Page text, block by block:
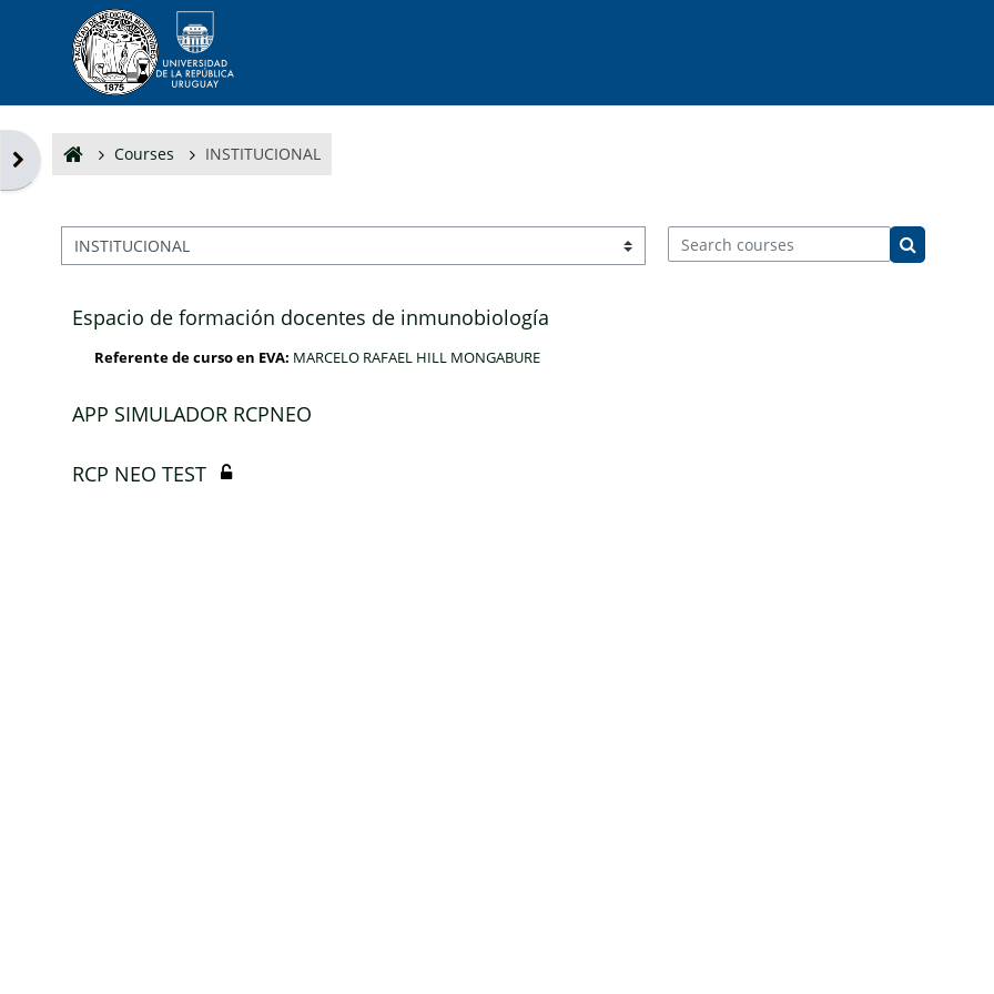
Skip to main content
Open block drawer
Courses INSTITUCIONAL
categories Search courses
Search
Espacio de formación docentes de inmunobiología
Referente de curso en EVA: MARCELO RAFAEL HILL MONGABURE
APP SIMULADOR RCPNEO
RCP NEO TEST